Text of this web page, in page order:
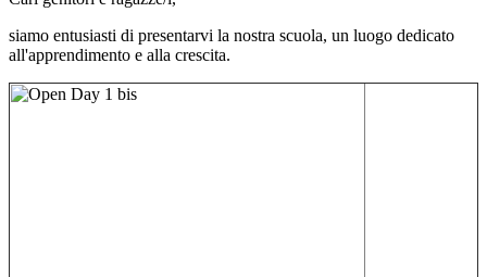
siamo entusiasti di presentarvi la nostra scuola, un luogo dedicato
all'apprendimento e alla crescita.